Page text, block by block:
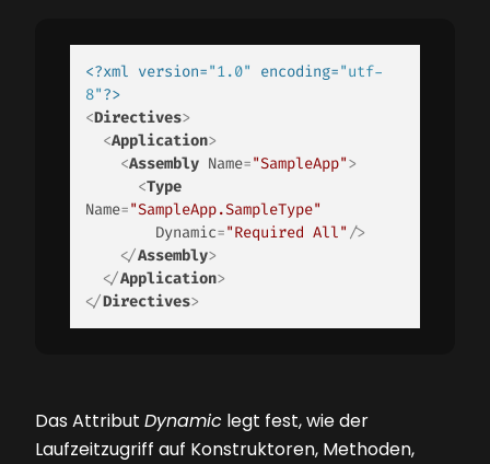
<?xml version="1.0" encoding="utf-
8"?>
<Directives>
<Application>
<Assembly Name="SampleApp">
<Type
Name="SampleApp.SampleType"
Dynamic="Required All" />
</Assembly>
</Application>
</Directives>
Das Attribut Dynamic legt fest, wie der
Laufzeitzugriff auf Konstruktoren, Methoden,